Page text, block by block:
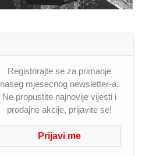
Registrirajte se za primanje
naseg mjesecnog newsletter-a.
Ne propustite najnovije vijesti i
prodajne akcije, prijavite se!
Prijavi me